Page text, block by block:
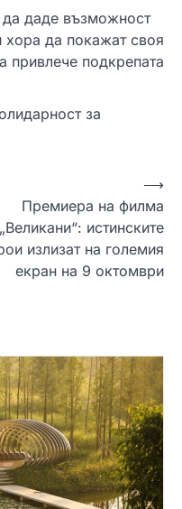
даде възможност
да покажат своя
привлече подкрепата
за
Премиера на филма
„Великани“: истинските
излизат на големия
екран на 9 октомври
⟶